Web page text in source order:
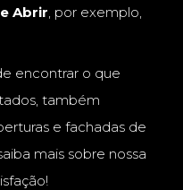
Abrir, por exemplo,
encontrar o que
também
e fachadas de
mais sobre nossa